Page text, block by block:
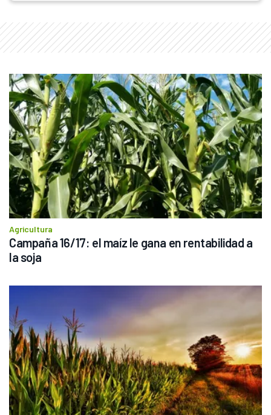
Agricultura
Campaña 16/17: el maíz le gana en rentabilidad a
la soja